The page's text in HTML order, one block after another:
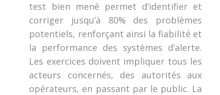
test bien mené permet d’identifier et
corriger jusqu’à 80% des problèmes
potentiels, renforçant ainsi la fiabilité et
la performance des systèmes d’alerte.
Les exercices doivent impliquer tous les
acteurs concernés, des autorités aux
opérateurs, en passant par le public. La